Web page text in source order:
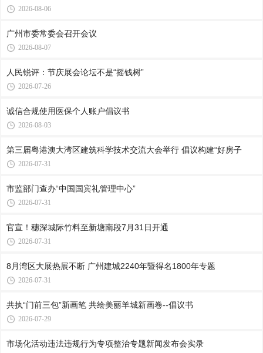
2026-08-06
广州市委常委会召开会议
2026-08-07
人民锐评：节庆展会论坛不是“摇钱树”
2026-07-26
诚信合规使用医保个人账户倡议书
2026-08-03
第三届粤港澳大湾区建筑科学技术交流大会举行 倡议构建“好房子
2026-07-31
市监部门查办“中国国宾礼管理中心”
2026-07-31
官宣！穗深城际竹料至新塘南段7月31日开通
2026-07-31
8月湾区大展热展不断 广州建城2240年暨得名1800年专题
2026-07-31
共执“门前三包”新画笔 共绘美丽羊城新画卷--倡议书
2026-07-29
市场化活动违法违规行为专项整治专题新闻发布会实录